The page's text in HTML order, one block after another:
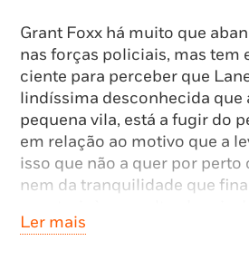
Grant Foxx há muito que
nas forças policiais, mas tem
ciente para perceber que
lindíssima desconhecida que
pequena vila, está a fugir do
em relação ao motivo que a
isso que não a quer por perto
nem da tranquilidade que
marcado pela tragédia.
Ler mais